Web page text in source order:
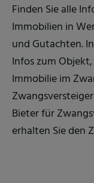
Finden Sie alle
Immobilien in
und Gutachten.
Infos zum
Immobilie im
Bieter für
erhalten Sie den